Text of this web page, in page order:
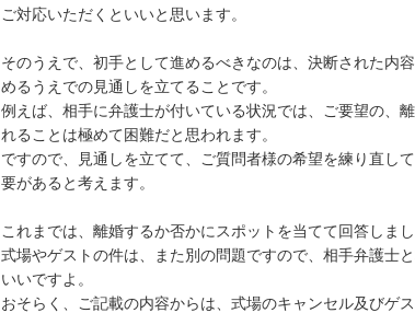
ご対応いただくといいと思います。
そのうえで、初手として進めるべきなのは、決断された内
めるうえでの見通しを立てることです。
例えば、相手に弁護士が付いている状況では、ご要望の、
れることは極めて困難だと思われます。
ですので、見通しを立てて、ご質問者様の希望を練り直し
要があると考えます。
これまでは、離婚するか否かにスポットを当てて回答しまし
式場やゲストの件は、また別の問題ですので、相手弁護士
いいですよ。
おそらく、ご記載の内容からは、式場のキャンセル及びゲ